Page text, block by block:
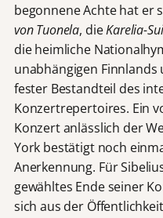
begonnene Achte hat er
von Tuonela, dieKarelia-
die heimliche
unabhängigen Finnlands
fester Bestandteil des
Konzertrepertoires. Ein
Konzert anlässlich der
York bestätigt noch
Anerkennung. Für
gewähltes Ende seiner
sich aus der